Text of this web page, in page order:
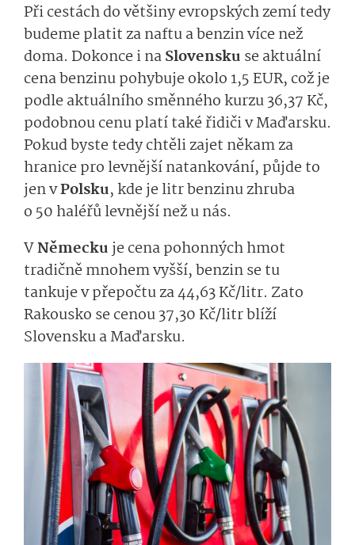
Při cestách do většiny evropských zemí tedy
budeme platit za naftu a benzin více než
doma. Dokonce i naSlovensku se aktuální
cena benzinu pohybuje okolo 1,5 EUR, což je
podle aktuálního směnného kurzu 36,37 Kč,
podobnou cenu platí také řidiči v Maďarsku.
Pokud byste tedy chtěli zajet někam za
hranice pro levnější natankování, půjde to
jen vPolsku, kde je litr benzinu zhruba
o 50 haléřů levnější než u nás.
VNěmeckuje cena pohonných hmot
tradičně mnohem vyšší, benzin se tu
tankuje v přepočtu za 44,63 Kč/litr. Zato
Rakousko se cenou 37,30 Kč/litr blíží
Slovensku a Maďarsku.